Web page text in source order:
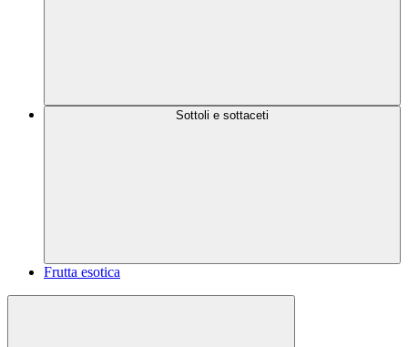
Sottoli e sottaceti
Frutta esotica